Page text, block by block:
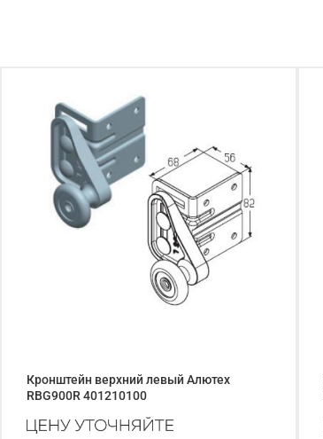
Кронштейн верхний левый Алютех
RBG900R 401210100